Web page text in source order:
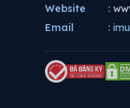
Website
:
Email
: